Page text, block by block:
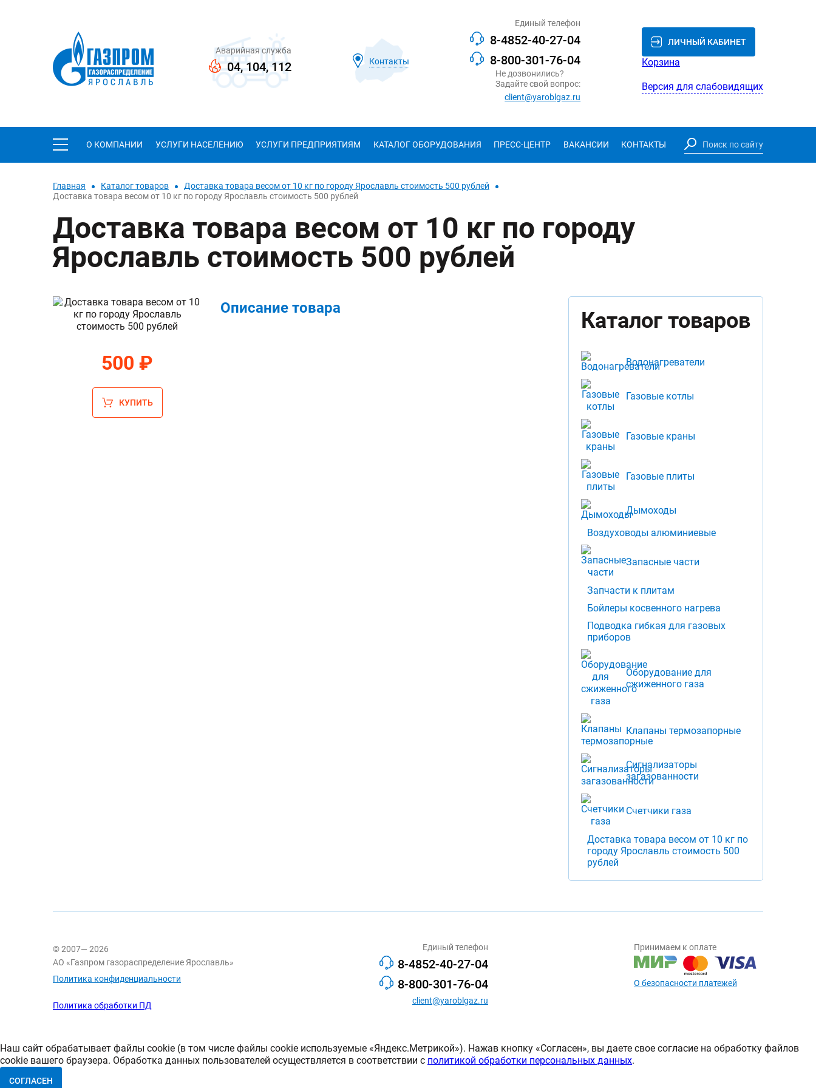
Аварийная служба
04,104,112 Контакты
Единый телефон
8-4852-40-27-04
8-800-301-76-04
Не дозвонились?
Задайте свой вопрос:
client@yaroblgaz.ru
ЛИЧНЫЙ КАБИНЕТ
Корзина
Версия для слабовидящих
О КОМПАНИИ УСЛУГИ НАСЕЛЕНИЮ УСЛУГИ ПРЕДПРИЯТИЯМ КАТАЛОГ ОБОРУДОВАНИЯ ПРЕСС-ЦЕНТР ВАКАНСИИ КОНТАКТЫ
Главная Каталог товаров
Доставка товара весом от 10 кг по городу Ярославль стоимость 500 рублей
Доставка товара весом от 10 кг по городу Ярославль стоимость 500 рублей
Доставка товара весом от 10 кг по городу
Ярославль стоимость 500 рублей
500 ₽
КУПИТЬ
Описание товара Каталог товаров
Водонагреватели
Газовые котлы
Газовые краны
Газовые плиты
Дымоходы
Воздуховоды алюминиевые
Запасные части
Запчасти к плитам
Бойлеры косвенного нагрева
Подводка гибкая для газовых
приборов
Оборудование для
сжиженного газа
Клапаны термозапорные
Сигнализаторы
загазованности
Счетчики газа
Доставка товара весом от 10 кг по
городу Ярославль стоимость 500
рублей
© 2007— 2026
АО «Газпром газораспределение Ярославль»
Политика конфиденциальности
Политика обработки ПД
Единый телефон
8-4852-40-27-04
8-800-301-76-04
client@yaroblgaz.ru
Принимаем к оплате
О безопасности платежей
Наш сайт обрабатывает файлы cookie (в том числе файлы cookie используемые «Яндекс.Метрикой»). Нажав кнопку «Согласен», вы даете свое согласие на обработку файлов
cookie вашего браузера. Обработка данных пользователей осуществляется в соответствии с политикой обработки персональных данных.
СОГЛАСЕН